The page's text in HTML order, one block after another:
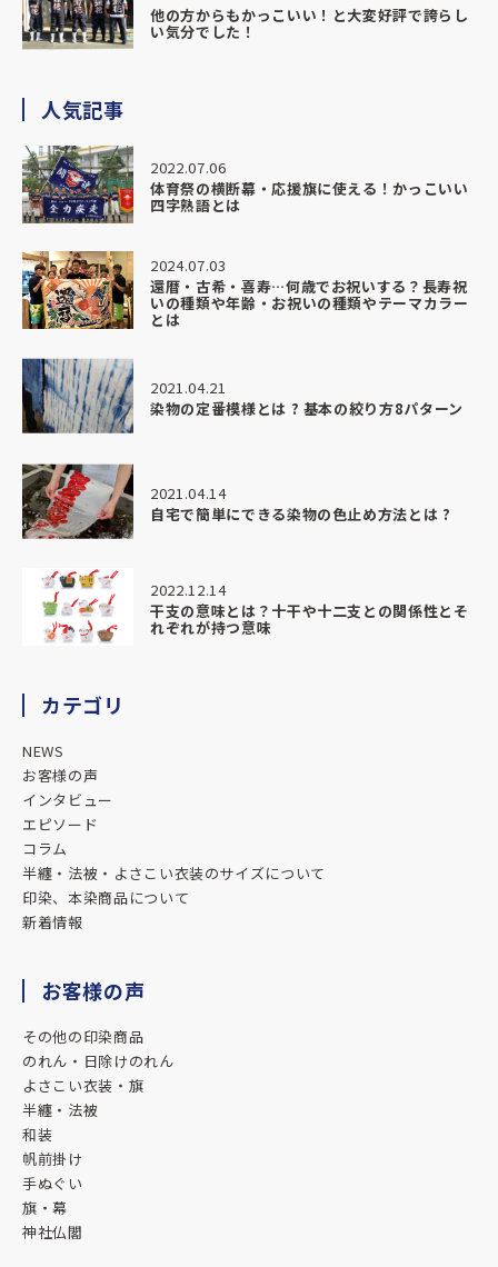
の大切なものを、信頼できる形でお願いできたことを本当に嬉しく思っ
ます。
た機会がありましたら、ぜひお願いさせていただきたいです。
り感謝申し上げます。
師さんに大漁旗をプレゼントの際に、こちらにお願いしました。
寧且つ親切にご対応くださり、品もクオリティが高く、まわりよりもリ
ナブルでした。
食おばんざい屋さんの暖簾を制作いただきました。
応も丁寧で商品もとっても満足の仕上がりです
たご依頼の際はよろしくお願い致します。
ても親切で分かりやすい説明でとてもいいお店です。
応も素晴らしく満足のいく法被ができました。
簾や横断幕などもやっているそうなのでまたお願いしようと考えていま
がとうございました。
た機会があればよろしくお願いします。
目の鯉はサンプルから作成してもらいました。
と龍は生まれ年の干支で作成してもらう様にしました。
力、仕上がりの良さで皆大満足です♪
他の方からもかっこいい！と大変好評で誇らし
い気分でした！
人気記事
2022.07.06
体育祭の横断幕・応援旗に使える！かっこいい
四字熟語とは
2024.07.03
還暦・古希・喜寿…何歳でお祝いする？長寿祝
いの種類や年齢・お祝いの種類やテーマカラー
とは
2021.04.21
染物の定番模様とは ? 基本の絞り方8パターン
2021.04.14
自宅で簡単にできる染物の色止め方法とは ?
2022.12.14
干支の意味とは？十干や十二支との関係性とそ
れぞれが持つ意味
カテゴリ
NEWS
お客様の声
インタビュー
エピソード
コラム
半纏・法被・よさこい衣装のサイズについて
印染、本染商品について
新着情報
お客様の声
その他の印染商品
のれん・日除けのれん
よさこい衣装・旗
半纏・法被
和装
帆前掛け
手ぬぐい
旗・幕
神社仏閣